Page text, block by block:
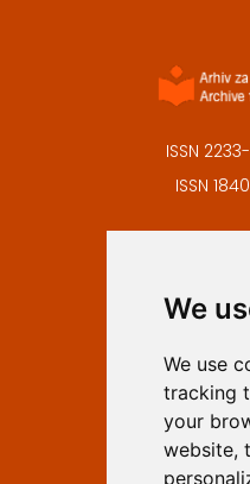
We
We use
tracking
your
website,
ISSN
ISSN
Follow us